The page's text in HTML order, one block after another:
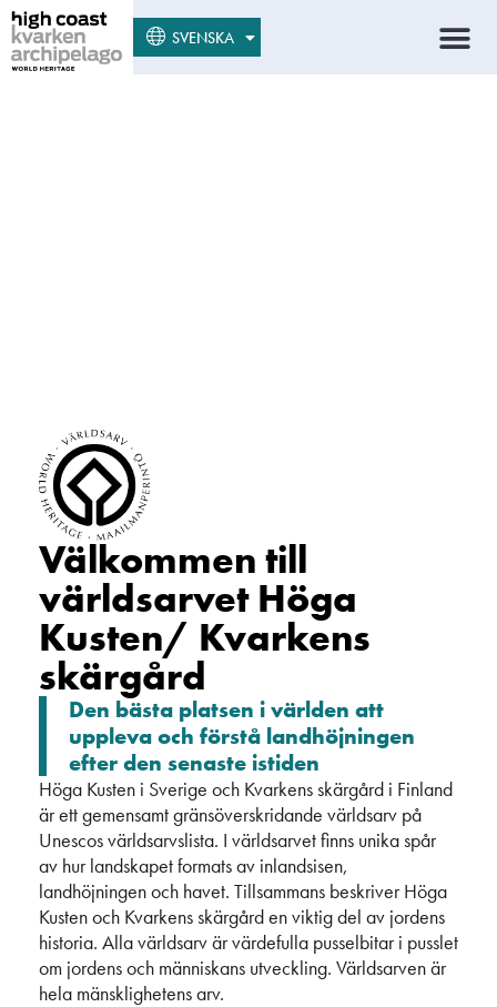
SVENSKA
ENGLISH
Välkommen till
världsarvet Höga
Kusten/ Kvarkens
skärgård
Den bästa platsen i världen att
uppleva och förstå landhöjningen
efter den senaste istiden
Höga Kusten i Sverige och Kvarkens skärgård i Finland
är ett gemensamt gränsöverskridande världsarv på
Unescos världsarvslista. I världsarvet finns unika spår
av hur landskapet formats av inlandsisen,
landhöjningen och havet. Tillsammans beskriver Höga
Kusten och Kvarkens skärgård en viktig del av jordens
historia. Alla världsarv är värdefulla pusselbitar i pusslet
om jordens och människans utveckling. Världsarven är
hela mänsklighetens arv.